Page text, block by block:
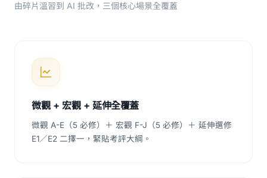
由碎片溫習到 AI 批改，三個核心場景全覆蓋
微觀 + 宏觀 + 延伸全覆蓋
微觀 A-E（5 必修）＋ 宏觀 F-J（5 必修）＋ 延伸選修
E1／E2 二擇一，緊貼考評大綱。